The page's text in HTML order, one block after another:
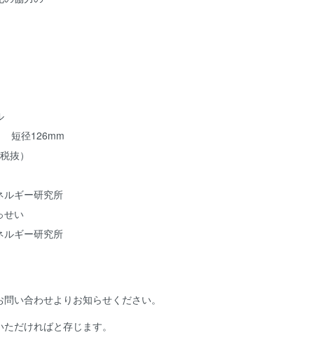
ル
短径126mm
）
ギー研究所
い
ギー研究所
問い合わせよりお知らせください。
だければと存じます。